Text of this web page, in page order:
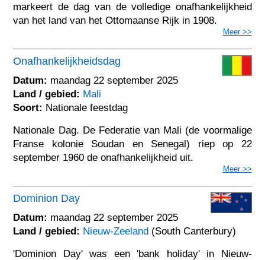
markeert de dag van de volledige onafhankelijkheid
van het land van het Ottomaanse Rijk in 1908.
Meer >>
Onafhankelijkheidsdag
Datum: maandag 22 september 2025
Land / gebied: Mali
Soort: Nationale feestdag
Nationale Dag. De Federatie van Mali (de voormalige
Franse kolonie Soudan en Senegal) riep op 22
september 1960 de onafhankelijkheid uit.
Meer >>
Dominion Day
Datum: maandag 22 september 2025
Land / gebied: Nieuw-Zeeland (South Canterbury)
'Dominion Day' was een 'bank holiday' in Nieuw-